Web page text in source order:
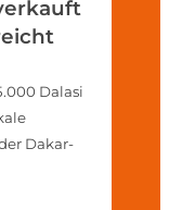
Dalasi
Dakar-